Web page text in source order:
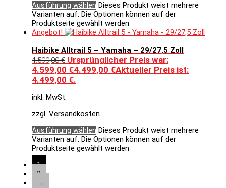
Ausführung wählen Dieses Produkt weist mehrere
Varianten auf. Die Optionen können auf der
Produktseite gewählt werden
Angebot!
Haibike Alltrail 5 – Yamaha – 29/27,5 Zoll
4.599,00€ Ursprünglicher Preis war:
4.599,00 €4.499,00 €Aktueller Preis ist:
4.499,00 €.
inkl. MwSt.
zzgl. Versandkosten
Ausführung wählen Dieses Produkt weist mehrere
Varianten auf. Die Optionen können auf der
Produktseite gewählt werden
1
2
→